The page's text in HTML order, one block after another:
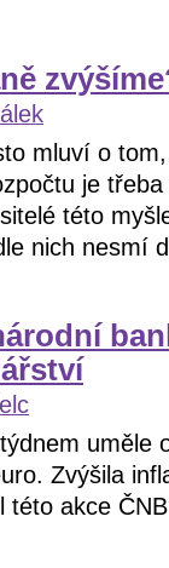
mluví o
je
této
nich nesmí
uměle
Zvýšila
této akce